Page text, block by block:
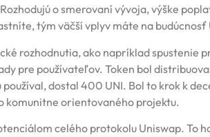
o smerovaní vývoja, výške
tým väčší vplyv máte na budúcnosť
rozhodnutia, ako napríklad spustenie
pre používateľov. Token bol
dostal 400 UNI. Bol to krok k
komunitne orientovaného projektu.
celého protokolu Uniswap. To